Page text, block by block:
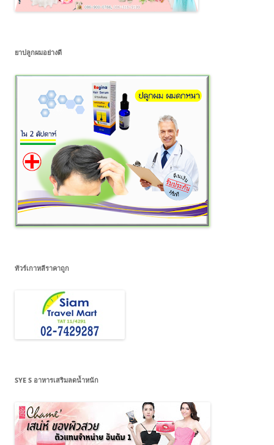
ยาปลูกผมอย่างดี
ทัวร์เกาหลีราคาถูก
SYE S อาหารเสริมลดน้ำหนัก